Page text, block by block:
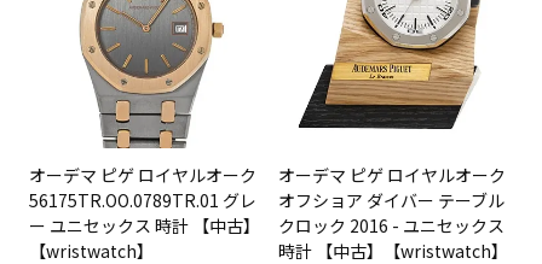
オーデマ ピゲ ロイヤルオーク
56175TR.OO.0789TR.01 グレ
ー ユニセックス 時計 【中古】
【wristwatch】
オーデマ ピゲ ロイヤルオーク
オフショア ダイバー テーブル
クロック 2016 - ユニセックス
時計 【中古】【wristwatch】